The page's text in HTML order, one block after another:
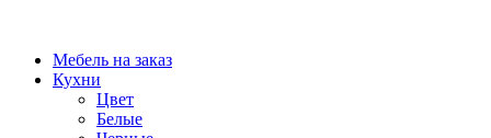
Мебель на заказ
Кухни
Цвет
Белые